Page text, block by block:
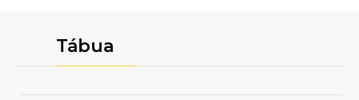
Tábua